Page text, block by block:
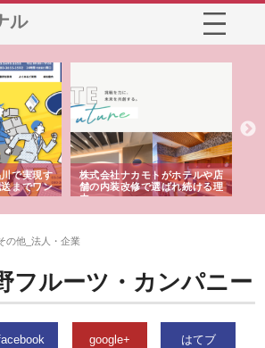
ル
で実現す
までワン
株式会社ナカモトがホテルや店
舗の内装改修で選ばれ続ける理
由
の他_法人・企業
フルーツ・カンパニー
google+ はてブ